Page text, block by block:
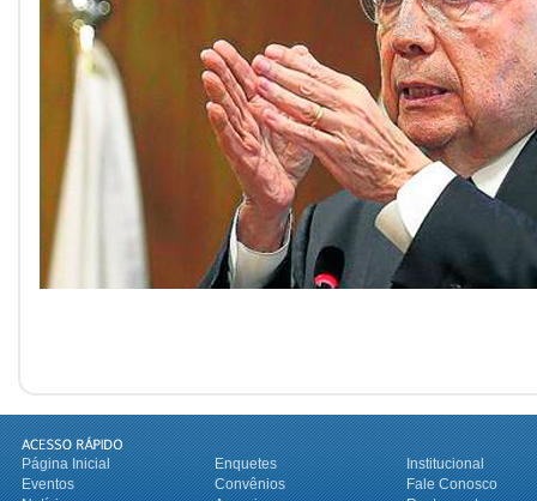
Página Inicial Enquetes
Institucional
Eventos
Convênios
Fale Conosco